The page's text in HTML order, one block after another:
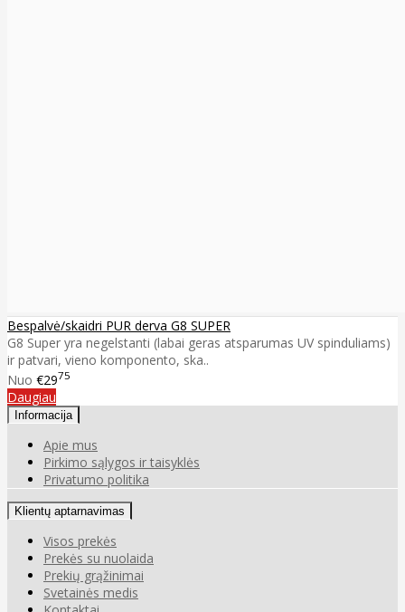
Bespalvė/skaidri PUR derva G8 SUPER
G8 Super yra negelstanti (labai geras atsparumas UV spinduliams)
ir patvari, vieno komponento, ska..
Nuo €2975
Daugiau
Informacija
Apie mus
Pirkimo sąlygos ir taisyklės
Privatumo politika
Klientų aptarnavimas
Visos prekės
Prekės su nuolaida
Prekių grąžinimai
Svetainės medis